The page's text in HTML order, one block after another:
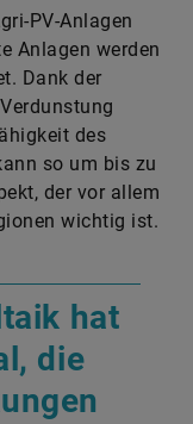
Dank der
des
so um bis zu
der vor allem
wichtig ist.
die